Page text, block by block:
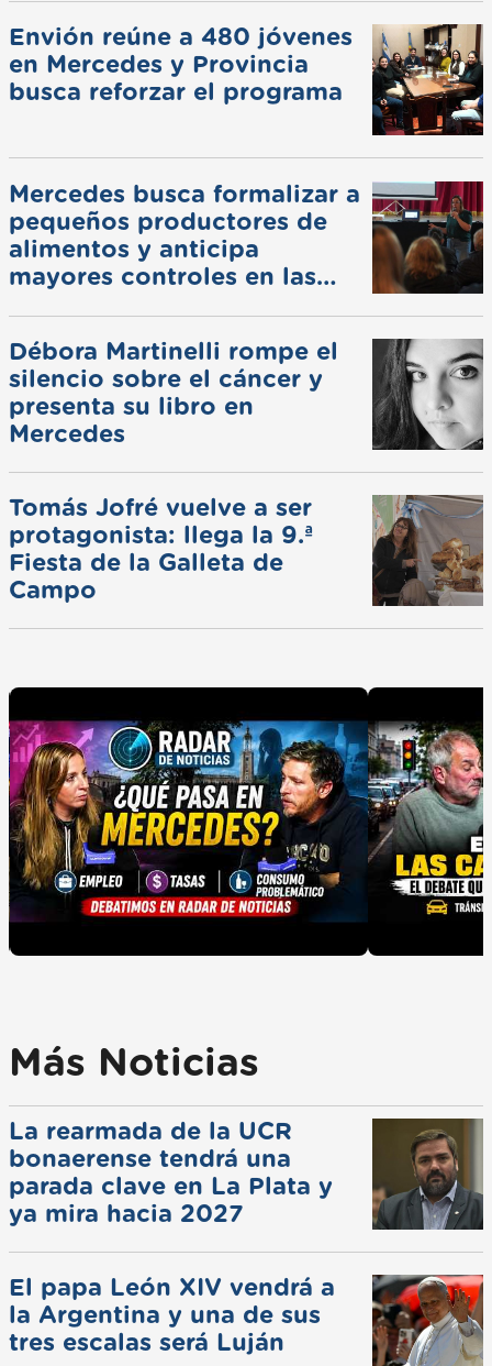
Envión reúne a 480 jóvenes
en Mercedes y Provincia
busca reforzar el programa
Mercedes busca formalizar a
pequeños productores de
alimentos y anticipa
mayores controles en las
Débora Martinelli rompe el
silencio sobre el cáncer y
presenta su libro en
Mercedes
Tomás Jofré vuelve a ser
protagonista: llega la 9.ª
Fiesta de la Galleta de
Campo
Más Noticias
La rearmada de la UCR
bonaerense tendrá una
parada clave en La Plata y
ya mira hacia 2027
El papa León XIV vendrá a
la Argentina y una de sus
tres escalas será Luján